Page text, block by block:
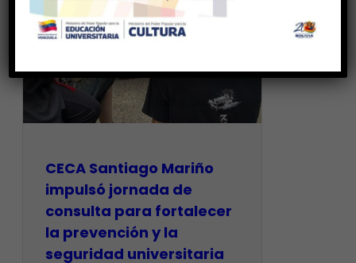
CECA Santiago Mariño
impulsó jornada de
consulta para fortalecer
la prevención y la
seguridad universitaria